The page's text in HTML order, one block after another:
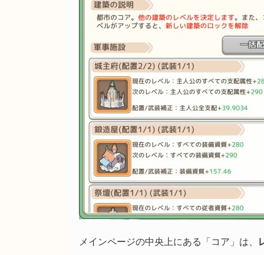
メインページの中央上にある「コア」は、